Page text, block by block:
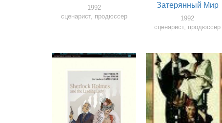
1992
сценарист, продюссер
Затерянный Мир
1992
сценарист, продюссер